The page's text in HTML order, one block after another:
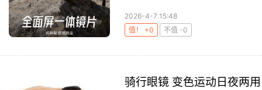
2026-4-7 15:48
值！ +0
不值 -0
骑行眼镜 变色运动日夜两